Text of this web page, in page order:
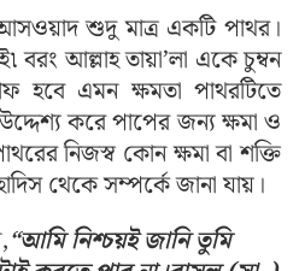
শুদু মাত্র একটি পাথর।
বরং আল্লাহ তায়া’লা একে চুম্বন
হবে এমন ক্ষমতা পাথরটিতে
করে পাপের জন্য ক্ষমা ও
নিজস্ব কোন ক্ষমা বা শক্তি
থেকে সম্পর্কে জানা যায়।
“আমি নিশ্চয়ই জানি তুমি